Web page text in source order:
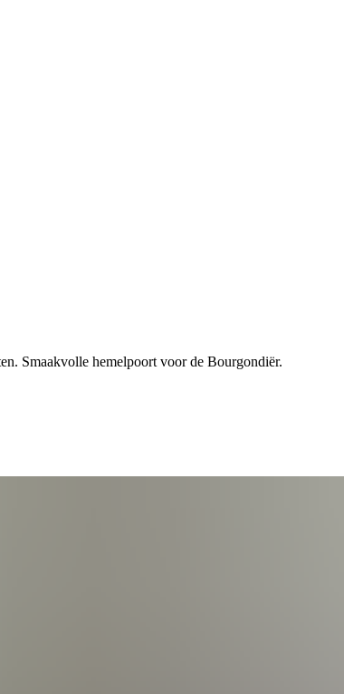
Smaakvolle hemelpoort voor de Bourgondiër.